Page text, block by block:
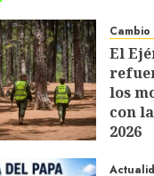
El
los
con
2026